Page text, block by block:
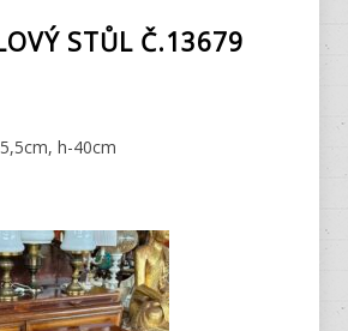
STŮL Č.13679
h-40cm